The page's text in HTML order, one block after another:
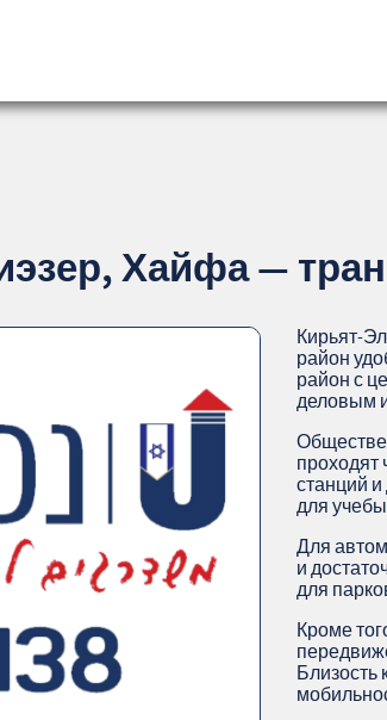
Хайфа —
Кирьят-
район
район с
деловым
проходят
станций
для
Для
и
для
Кроме
Близость